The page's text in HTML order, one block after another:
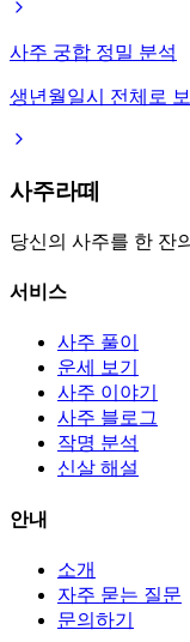
사주 궁합 정밀 분석
생년월일시 전체로
사주라떼
당신의 사주를 한 잔
서비스
사주 풀이
운세 보기
사주 이야기
사주 블로그
작명 분석
신살 해설
안내
소개
자주 묻는 질문
문의하기